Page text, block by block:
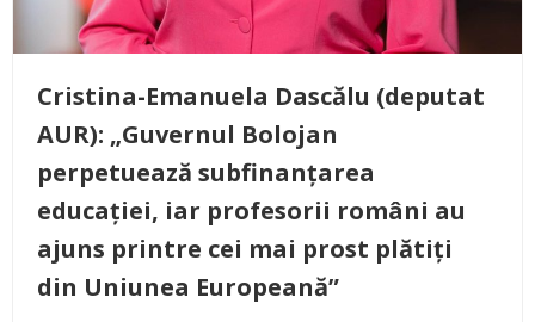
Cristina-Emanuela Dascălu (deputat
AUR): „Guvernul Bolojan
perpetuează subfinanțarea
educației, iar profesorii români au
ajuns printre cei mai prost plătiți
din Uniunea Europeană”